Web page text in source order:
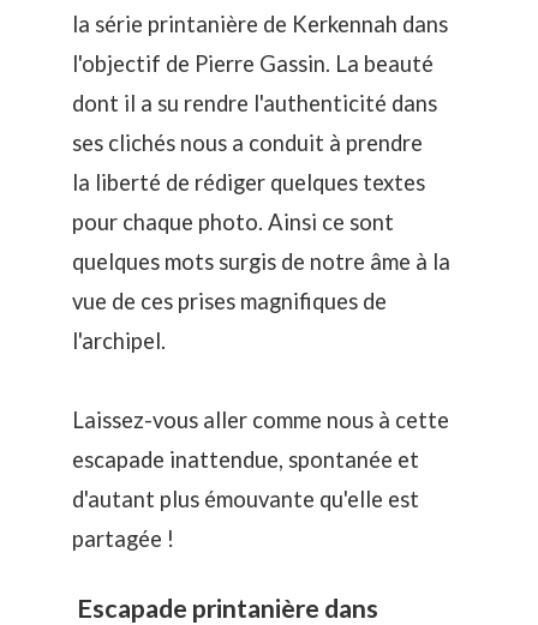
la série printanière de Kerkennah dans
l'objectif de Pierre Gassin. La beauté
dont il a su rendre l'authenticité dans
ses clichés nous a conduit à prendre
la liberté de rédiger quelques textes
pour chaque photo. Ainsi ce sont
quelques mots surgis de notre âme à la
vue de ces prises magnifiques de
l'archipel.
Laissez-vous aller comme nous à cette
escapade inattendue, spontanée et
d'autant plus émouvante qu'elle est
partagée !
Escapade printanière dans